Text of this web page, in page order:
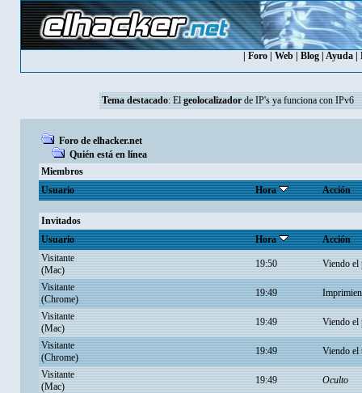
Foro Web Blog Ayuda
Tema destacado: El geolocalizadorde IP's ya funciona con IPv6
Foro de elhacker.net
Quién está en línea
Miembros
Usuario
Hora Acción
Invitados
Usuario
Hora
Acción
Visitante
(Mac)
19:50 Viendo
Visitante
(Chrome)
19:49
Visitante
(Mac)
19:49 Viendo
Visitante
(Chrome)
19:49 Viendo el
Visitante
(Mac)
19:49 Oculto